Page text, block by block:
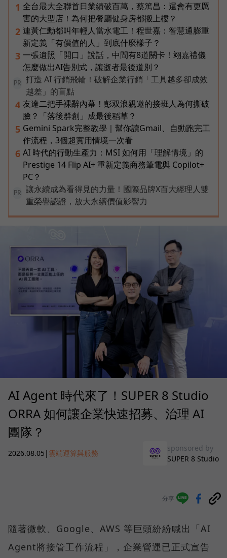
1 全台最大全聯首日業績破百萬，蔡篤昌：還會有更厲
害的大型店！為何把餐廳健身房都搬上樓？
2 連黃仁勳都叫年輕人當水電工！程世嘉：智慧通膨重
新定義「有價值的人」到底什麼樣子？
3 一張遺照「開口」說話，中間有8道關卡！翊嘉禮儀
怎麼做出AI告別式，讓逝者最後道別？
PR
打造 AI 行銷飛輪！破解企業行銷「工具越多卻成效
越差」的盲點
4 友達二把手裸辭內幕！彭双浪親邀的接班人為何撕破
臉？「落後群創」成最後稻草？
5 Gemini Spark完整教學｜幫你讀Gmail、自動跑完工
作流程，3個超實用情境一次看
6 AI 時代的行動生產力：MSI 如何用「理解情境」的
Prestige 14 Flip AI+ 重新定義商務筆電與 Copilot+
PC？
PR
讓永續成為看得見的力量！國際品牌X百大經理人雙
重榮譽認證，放大永續價值影響力
AI Agent 時代來了！SUPER 8 Studio
ORRA 如何讓企業快速招募、治理 AI
團隊？
2026.08.05 | 雲端運算與服務
sponsored by
SUPER 8 Studio
分享
隨著微軟、Google、AWS 等巨頭紛紛喊出「AI
Agent將接管工作流程」，企業營運已正式宣告